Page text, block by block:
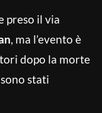
preso il via
, ma l’evento è
dopo la morte
stati